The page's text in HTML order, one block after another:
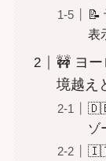
📝
表
🚧 ヨー
境越え
ゾ